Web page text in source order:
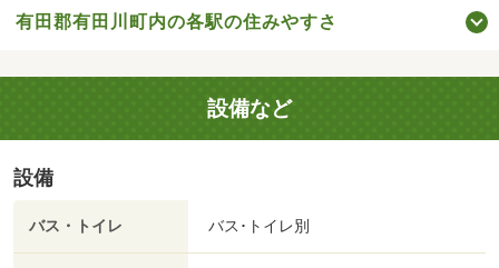
有田郡有田川町内の各駅の住みやすさ
設備など
設備
バス・トイレ バス･トイレ別